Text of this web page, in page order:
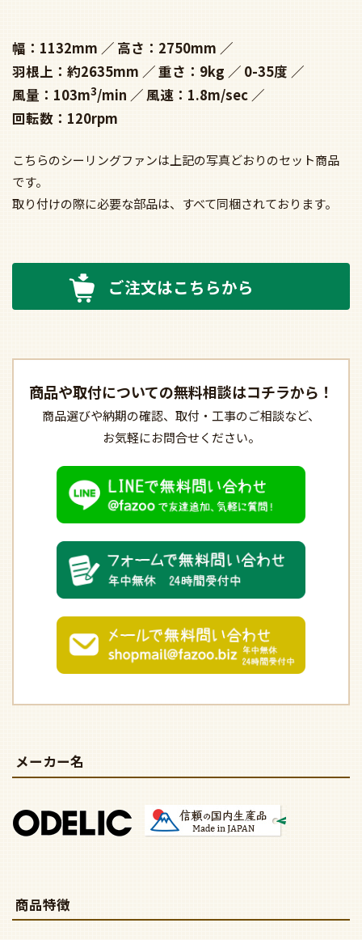
幅：1132mm
高さ：2750mm
羽根上：約2635mm
重さ：9kg
0-35度
風量：103m3/min
風速：1.8m/sec
回転数：120rpm
こちらのシーリングファンは上記の写真どおりのセット商品
です。
取り付けの際に必要な部品は、すべて同梱されております。
ご注文はこちらから
商品や取付についての無料相談はコチラから！
商品選びや納期の確認、 取付・工事のご相談など、
お気軽にお問合せください。
メーカー名
商品特徴